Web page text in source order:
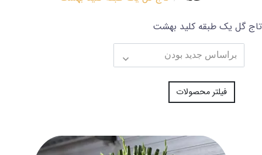
تاج گل یک طبقه کلید بهشت
فیلتر محصولات